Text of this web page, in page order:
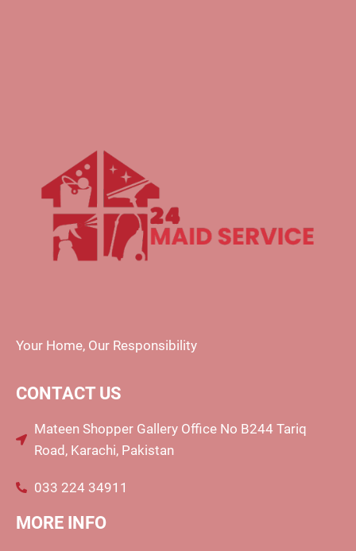
Your Home, Our Responsibility
CONTACT US
Mateen Shopper Gallery Office No B244 Tariq
Road, Karachi, Pakistan
033 224 34911
MORE INFO